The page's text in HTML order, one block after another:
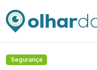
Segurança